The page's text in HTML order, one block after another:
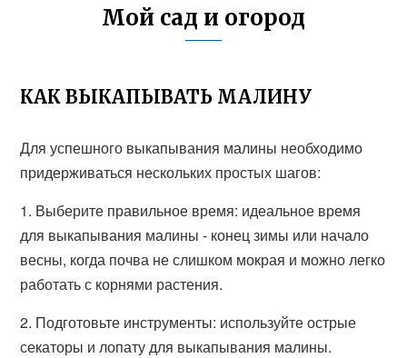
Мой сад и огород
КАК ВЫКАПЫВАТЬ МАЛИНУ
Для успешного выкапывания малины необходимо
придерживаться нескольких простых шагов:
1. Выберите правильное время: идеальное время
для выкапывания малины - конец зимы или начало
весны, когда почва не слишком мокрая и можно легко
работать с корнями растения.
2. Подготовьте инструменты: используйте острые
секаторы и лопату для выкапывания малины.